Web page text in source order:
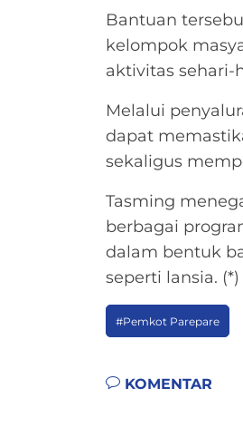
Bantuan
kelompok
aktivitas sehari-
Melalui
dapat
sekaligus
Tasming
berbagai
dalam bentuk
seperti lansia. (*)
#Pemkot Parepare
KOMENTAR